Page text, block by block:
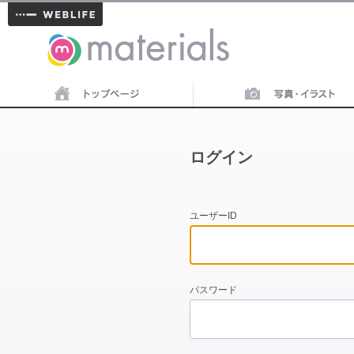
materials
ログイン
ユーザーID
パスワード